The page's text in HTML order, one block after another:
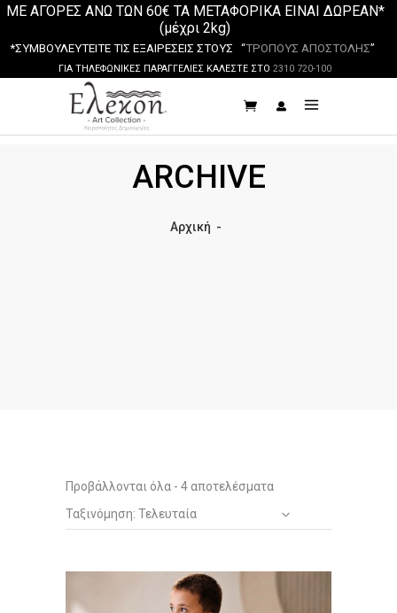
ΜΕ ΑΓΟΡΕΣ ΑΝΩ ΤΩΝ 60€ ΤΑ ΜΕΤΑΦΟΡΙΚΑ ΕΙΝΑΙ ΔΩΡΕΑΝ*
(μέχρι 2kg)
*ΣΥΜΒΟΥΛΕΥΤΕΙΤΕ ΤΙΣ ΕΞΑΙΡΕΣΕΙΣ ΣΤΟΥΣ “ΤΡΟΠΟΥΣ ΑΠΟΣΤΟΛΗΣ”
ΓΙΑ ΤΗΛΕΦΩΝΙΚΕΣ ΠΑΡΑΓΓΕΛΙΕΣ ΚΑΛΕΣΤΕ ΣΤΟ 2310 720-100
ARCHIVE
Αρχική -
Προβάλλονται όλα - 4 αποτελέσματα
by
Ταξινόμηση: Τελευταία